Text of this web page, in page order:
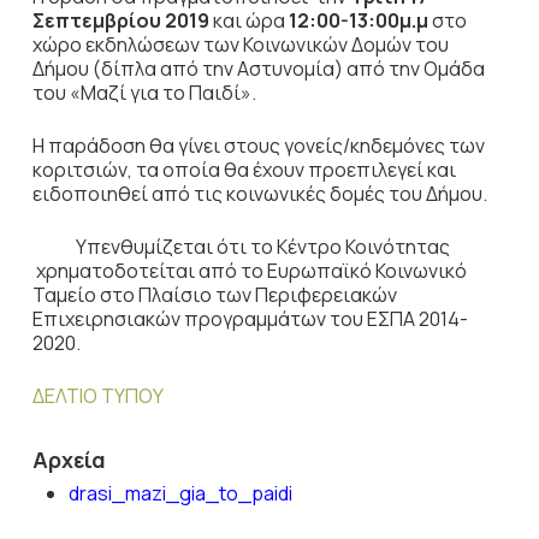
Σεπτεμβρίου 2019και ώρα 12:00-13:00μ.μστο
χώρο εκδηλώσεων των Κοινωνικών Δομών του
Δήμου (δίπλα από την Αστυνομία) από την Ομάδα
του «Μαζί για το Παιδί».
Η παράδοση θα γίνει στους γονείς/κηδεμόνες των
κοριτσιών, τα οποία θα έχουν προεπιλεγεί και
ειδοποιηθεί από τις κοινωνικές δομές του Δήμου.
Υπενθυμίζεται ότι το Κέντρο Κοινότητας
χρηματοδοτείται από το Ευρωπαϊκό Κοινωνικό
Ταμείο στο Πλαίσιο των Περιφερειακών
Επιχειρησιακών προγραμμάτων του ΕΣΠΑ 2014-
2020.
ΔΕΛΤΙΟ ΤΥΠΟΥ
Αρχεία
drasi_mazi_gia_to_paidi